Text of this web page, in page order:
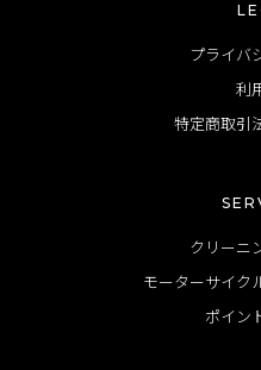
プライバ
利
特定商取引
クリーニ
モーターサイ
ポイン